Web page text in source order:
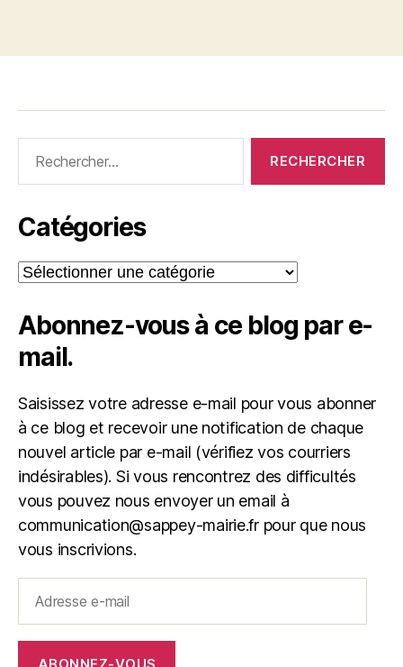
Catégories
Catégories
Abonnez-vous à ce blog par e-
mail.
Saisissez votre adresse e-mail pour vous abonner
à ce blog et recevoir une notification de chaque
nouvel article par e-mail (vérifiez vos courriers
indésirables). Si vous rencontrez des difficultés
vous pouvez nous envoyer un email à
communication@sappey-mairie.fr pour que nous
vous inscrivions.